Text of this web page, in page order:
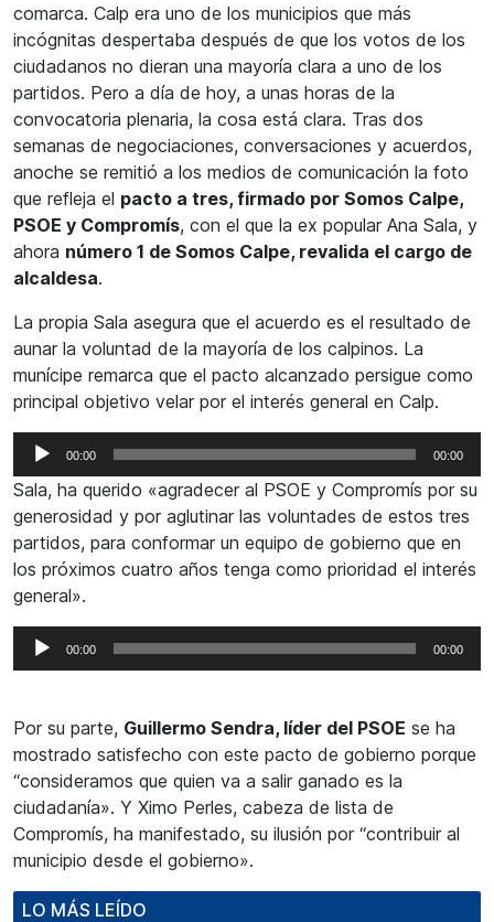
comarca. Calp era uno de los municipios que más
incógnitas despertaba después de que los votos de los
ciudadanos no dieran una mayoría clara a uno de los
partidos. Pero a día de hoy, a unas horas de la
convocatoria plenaria, la cosa está clara. Tras dos
semanas de negociaciones, conversaciones y acuerdos,
anoche se remitió a los medios de comunicación la foto
que refleja el pacto a tres, firmado por Somos Calpe,
PSOE y Compromís, con el que la ex popular Ana Sala, y
ahora número 1 de Somos Calpe, revalida el cargo de
alcaldesa.
La propia Sala asegura que el acuerdo es el resultado de
aunar la voluntad de la mayoría de los calpinos. La
munícipe remarca que el pacto alcanzado persigue como
principal objetivo velar por el interés general en Calp.
Reproductor
audio
00:00 00:00
Sala, ha querido «agradecer al PSOE y Compromís por su
generosidad y por aglutinar las voluntades de estos tres
partidos, para conformar un equipo de gobierno que en
los próximos cuatro años tenga como prioridad el interés
general».
Reproductor
00:00 00:00
Por su parte, Guillermo Sendra, líder del PSOE se ha
mostrado satisfecho con este pacto de gobierno porque
“consideramos que quien va a salir ganado es la
ciudadanía». Y Ximo Perles, cabeza de lista de
Compromís, ha manifestado, su ilusión por “contribuir al
municipio desde el gobierno».
LO MÁS LEÍDO